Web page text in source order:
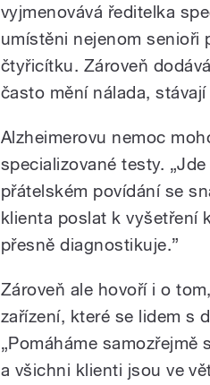
vyjmenovává ředitelka
umístěni nejenom senioři
čtyřicítku. Zároveň
často mění nálada,
Alzheimerovu nemoc
specializované testy.
přátelském povídání se
klienta poslat k vyšetření
přesně diagnostikuje.”
Zároveň ale hovoří i o
zařízení, které se lidem s
„Pomáháme
a všichni klienti jsou ve